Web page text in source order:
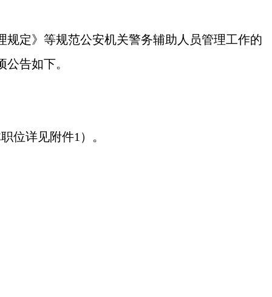
定》等规范公安机关警务辅助人员管理工作的
告如下。
位详见附件1）。